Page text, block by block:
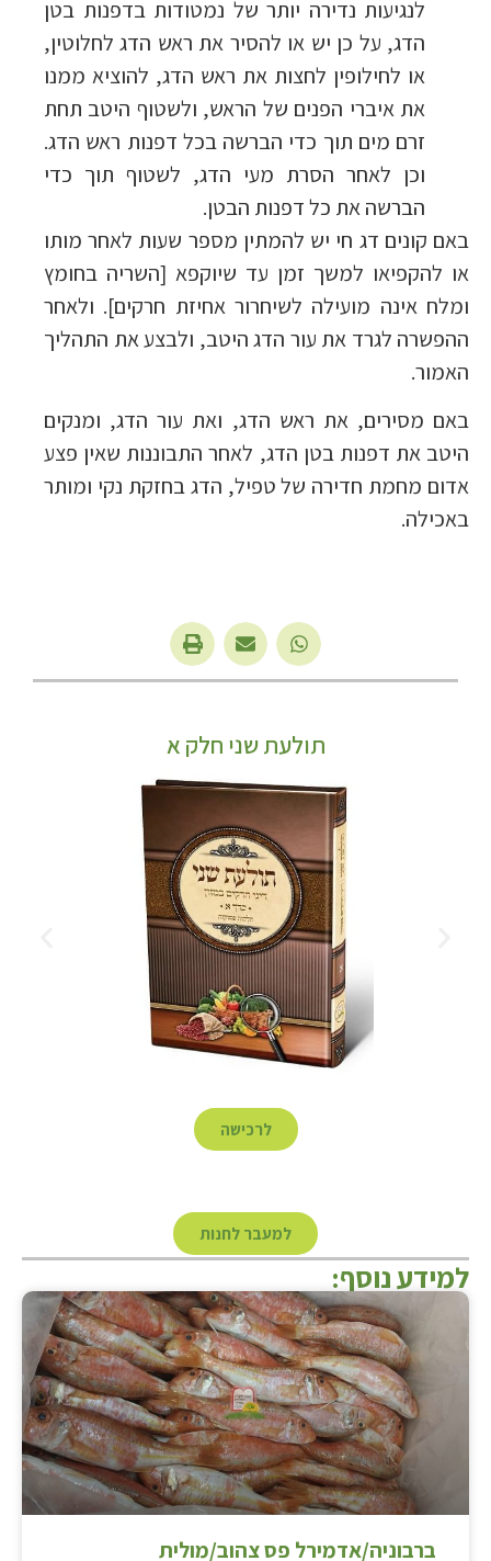
לנגיעות נדירה יותר של נמטודות בדפנות בטן
הדג, על כן יש או להסיר את ראש הדג לחלוטין,
או לחילופין לחצות את ראש הדג, להוציא ממנו
את איברי הפנים של הראש, ולשטוף היטב תחת
זרם מים תוך כדי הברשה בכל דפנות ראש הדג.
וכן לאחר הסרת מעי הדג, לשטוף תוך כדי
הברשה את כל דפנות הבטן.
באם קונים דג חי יש להמתין מספר שעות לאחר מותו
או להקפיאו למשך זמן עד שיוקפא [השריה בחומץ
ומלח אינה מועילה לשיחרור אחיזת חרקים]. ולאחר
ההפשרה לגרד את עור הדג היטב, ולבצע את התהליך
האמור.
באם מסירים, את ראש הדג, ואת עור הדג, ומנקים
היטב את דפנות בטן הדג, לאחר התבוננות שאין פצע
אדום מחמת חדירה של טפיל, הדג בחזקת נקי ומותר
באכילה.
תולעת שני חלק א
לרכישה
למעבר לחנות
למידע נוסף:
ברבוניה/אדמירל פס צהוב/מולית